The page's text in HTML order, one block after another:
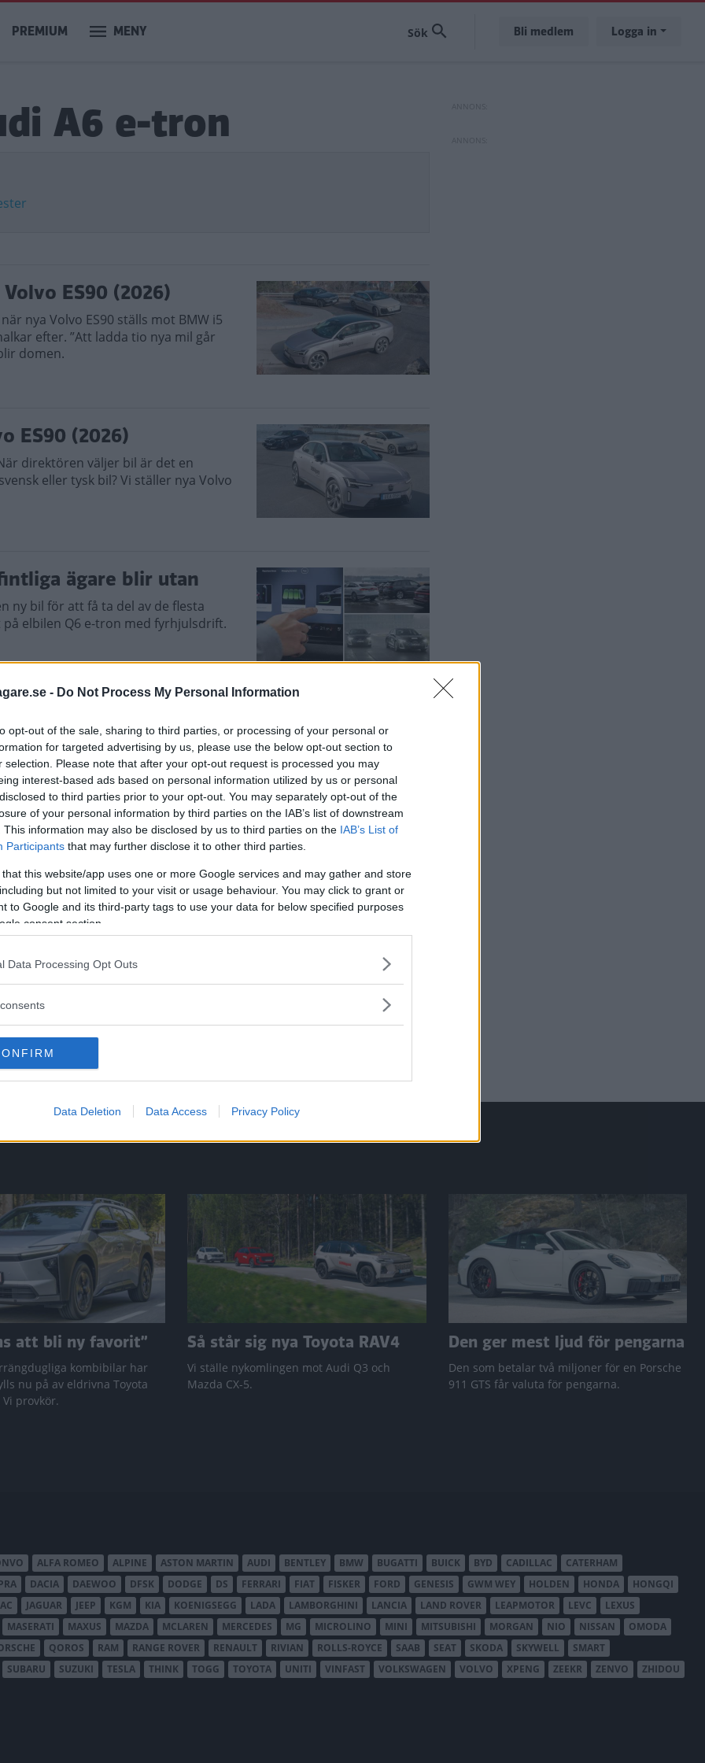
- Do Not Process My Personal Information
opt-out of the sale, sharing to third parties, or processing of your personal or
for targeted advertising by us, please use the below opt-out section to
selection. Please note that after your opt-out request is processed you may
interest-based ads based on personal information utilized by us or personal
to third parties prior to your opt-out. You may separately opt-out of the
of your personal information by third parties on the IAB’s list of downstream
This information may also be disclosed by us to third parties on the IAB’s List of
Participants that may further disclose it to other third parties.
that this website/app uses one or more Google services and may gather and store
but not limited to your visit or usage behaviour. You may click to grant or
to Google and its third-party tags to use your data for below specified purposes
consent section.
Data Processing Opt Outs
Data Deletion Data Access Privacy Policy
PREMIUM MENY Bli medlem Logga in
A6 e-tron
ES90 (2026)
nya Volvo ES90 ställs mot BMW i5
efter. ”Att ladda tio nya mil går
domen.
ES90 (2026)
direktören väljer bil är det en
eller tysk bil? Vi ställer nya Volvo
ägare blir utan
ny bil för att få ta del av de flesta
elbilen Q6 e-tron med fyrhjulsdrift.
som kan vara farliga sprider sig
ska ge Audis nya kombi den
A6 e-tron.
aerodynamik
med lång räckvidd, lågt luftmotstånd
att bli ny favorit”
kombibilar har
nu på av eldrivna Toyota
provkör.
Så står sig nya Toyota RAV4
Vi ställe nykomlingen mot Audi Q3 och
Mazda CX-5.
Den ger mest ljud för pengarna
Den som betalar två miljoner för en Porsche
911 GTS får valuta för pengarna.
ALFA ROMEO ALPINE ASTON MARTIN AUDI BENTLEY BMW BUGATTI BUICK BYD CADILLAC
CATERHAM
DACIA DAEWOO DFSK DODGE DS FERRARI FIAT FISKER FORD GENESIS GWM WEY HOLDEN HONDA
HONGQI
JAGUAR JEEP KGM KIA KOENIGSEGG LADA LAMBORGHINI LANCIA LAND ROVER LEAPMOTOR LEVC
LEXUS
MASERATI MAXUS MAZDA MCLAREN MERCEDES MG MICROLINO MINI MITSUBISHI MORGAN NIO NISSAN
OMODA
QOROS RAM RANGE ROVER RENAULT RIVIAN ROLLS-ROYCE SAAB SEAT SKODA SKYWELL
SMART
SUBARU SUZUKI TESLA THINK TOGG TOYOTA UNITI VINFAST VOLKSWAGEN VOLVO XPENG ZEEKR ZENVO ZHIDOU